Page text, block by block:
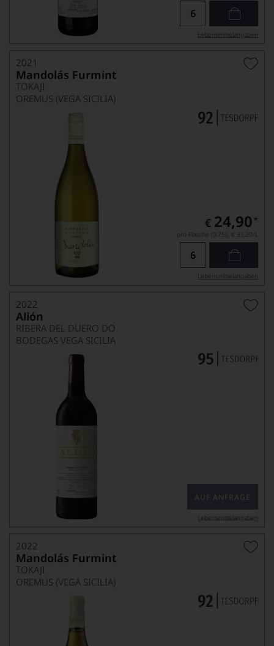
Lebensmittel­angaben
2021
Mandolás Furmint
TOKAJI
OREMUS (VEGA SICILIA)
€ 24,90 *
pro Flasche (0.75l), € 33,20/L
Lebensmittel­angaben
2022
Alión
RIBERA DEL DUERO DO
BODEGAS VEGA SICILIA
AUF ANFRAGE
Lebensmittel­angaben
2022
Mandolás Furmint
TOKAJI
OREMUS (VEGA SICILIA)